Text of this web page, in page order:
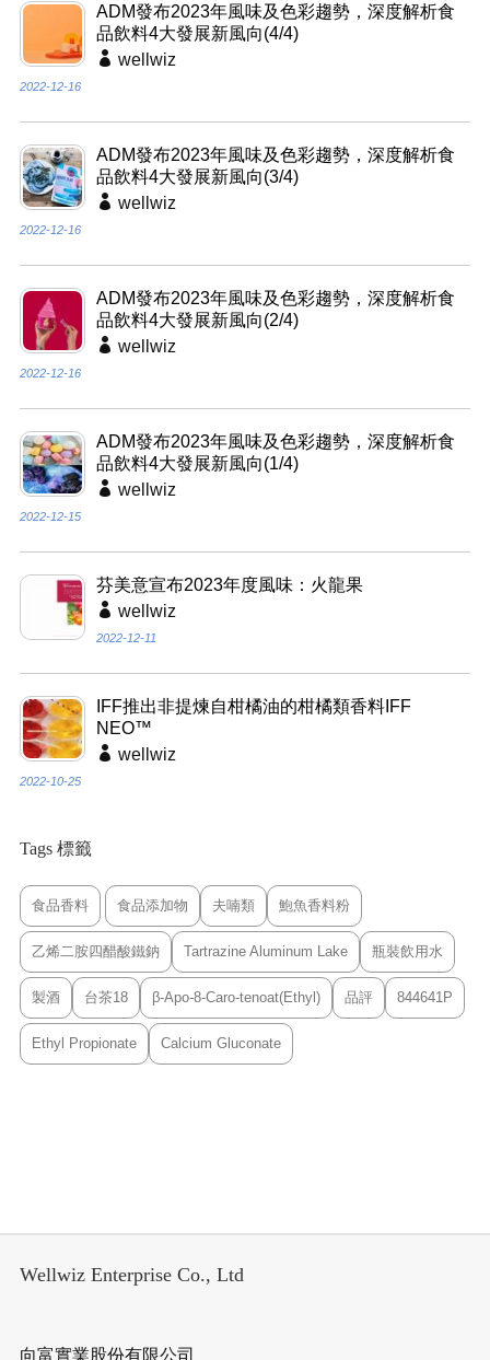
ADM發布2023年風味及色彩趨勢，深度解析食
品飲料4大發展新風向(4/4)
wellwiz
2022-12-16
ADM發布2023年風味及色彩趨勢，深度解析食
品飲料4大發展新風向(3/4)
wellwiz
2022-12-16
ADM發布2023年風味及色彩趨勢，深度解析食
品飲料4大發展新風向(2/4)
wellwiz
2022-12-16
ADM發布2023年風味及色彩趨勢，深度解析食
品飲料4大發展新風向(1/4)
wellwiz
2022-12-15
芬美意宣布2023年度風味：火龍果
wellwiz
2022-12-11
IFF推出非提煉自柑橘油的柑橘類香料IFF
NEO™
wellwiz
2022-10-25
Tags 標籤
食品香料 食品添加物 夫喃類 鮑魚香料粉
乙烯二胺四醋酸鐵鈉 Tartrazine Aluminum Lake 瓶裝飲用水
製酒 台茶18 β-Apo-8-Caro-tenoat(Ethyl) 品評 844641P
Ethyl Propionate Calcium Gluconate
Wellwiz Enterprise Co., Ltd
向富實業股份有限公司